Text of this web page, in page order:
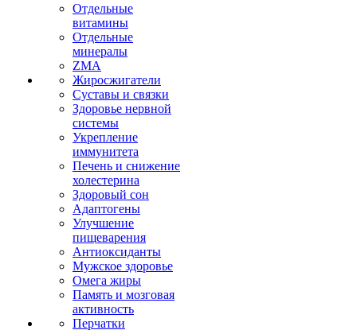
Отдельные
витамины
Отдельные
минералы
ZMA
Жиросжигатели
Суставы и связки
Здоровье нервной
системы
Укрепление
иммунитета
Печень и снижение
холестерина
Здоровый сон
Адаптогены
Улучшение
пищеварения
Антиоксиданты
Мужское здоровье
Омега жиры
Память и мозговая
активность
Перчатки